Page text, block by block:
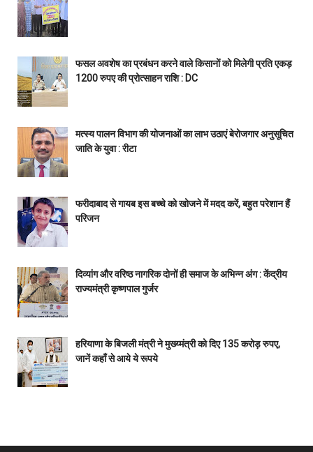
फसल अवशेष का प्रबंधन करने वाले किसानों को मिलेगी प्रति एकड़
1200 रुपए की प्रोत्साहन राशि : DC
मत्स्य पालन विभाग की योजनाओं का लाभ उठाएं बेरोजगार अनुसूचित
जाति के युवा : रीटा
फरीदाबाद से गायब इस बच्चे को खोजने में मदद करें, बहुत परेशान हैं
परिजन
दिव्यांग और वरिष्ठ नागरिक दोनों ही समाज के अभिन्न अंग : केंद्रीय
राज्यमंत्री कृष्णपाल गुर्जर
हरियाणा के बिजली मंत्री ने मुख्य्मंत्री को दिए 135 करोड़ रुपए,
जानें कहाँ से आये ये रूपये